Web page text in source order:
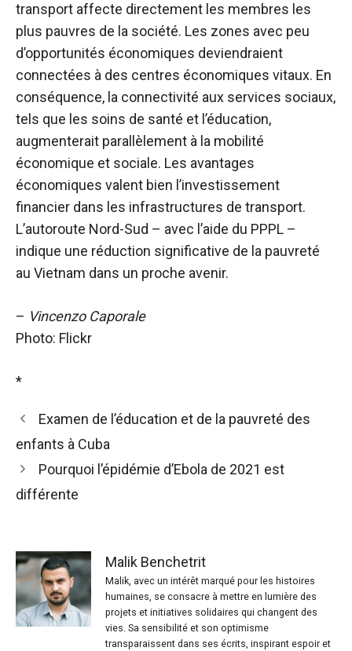
transport affecte directement les membres les
plus pauvres de la société. Les zones avec peu
d’opportunités économiques deviendraient
connectées à des centres économiques vitaux. En
conséquence, la connectivité aux services sociaux,
tels que les soins de santé et l’éducation,
augmenterait parallèlement à la mobilité
économique et sociale. Les avantages
économiques valent bien l’investissement
financier dans les infrastructures de transport.
L’autoroute Nord-Sud – avec l’aide du PPPL –
indique une réduction significative de la pauvreté
au Vietnam dans un proche avenir.
– Vincenzo Caporale
Photo: Flickr
*
Examen de l’éducation et de la pauvreté des
enfants à Cuba
Pourquoi l’épidémie d’Ebola de 2021 est
différente
Malik Benchetrit
Malik, avec un intérêt marqué pour les histoires
humaines, se consacre à mettre en lumière des
projets et initiatives solidaires qui changent des
vies. Sa sensibilité et son optimisme
transparaissent dans ses écrits, inspirant espoir et